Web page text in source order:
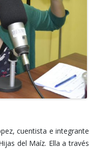
cuentista e integrante
del Maíz. Ella a través